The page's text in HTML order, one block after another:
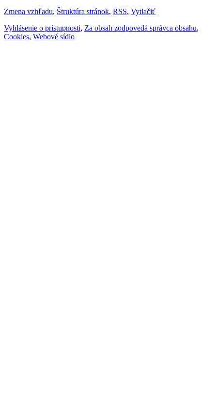
Zmena vzhľadu, Štruktúra stránok, RSS, Vytlačiť
Vyhlásenie o prístupnosti, Za obsah zodpovedá správca obsahu,
Cookies, Webové sídlo